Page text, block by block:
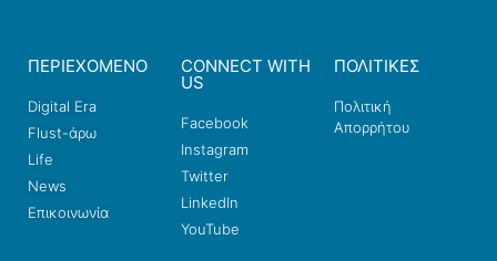
ΠΕΡΙΕΧΟΜΕΝΟ
Digital Era
Flust-άρω
Life
News
Επικοινωνία
CONNECT WITH
US
Facebook
Instagram
Twitter
LinkedIn
YouTube
ΠΟΛΙΤΙΚΕΣ
Πολιτική
Απορρήτου